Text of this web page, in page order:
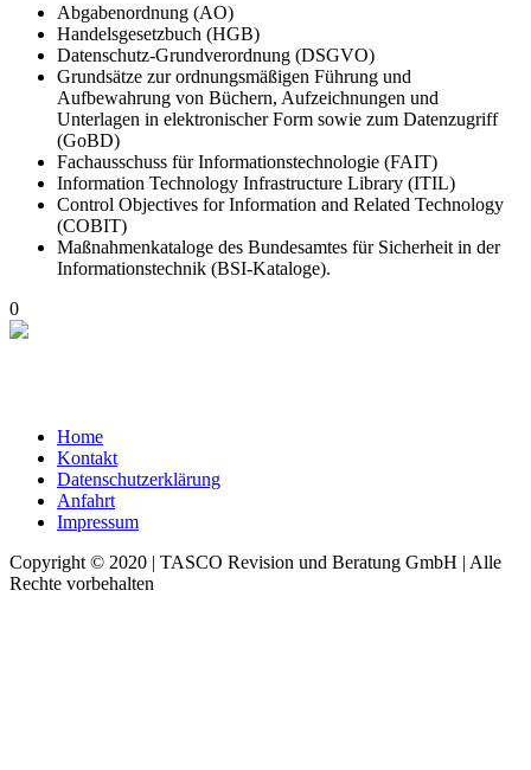
Abgabenordnung (AO)
Handelsgesetzbuch (HGB)
Datenschutz-Grundverordnung (DSGVO)
Grundsätze zur ordnungsmäßigen Führung und
Aufbewahrung von Büchern, Aufzeichnungen und
Unterlagen in elektronischer Form sowie zum Datenzugriff
(GoBD)
Fachausschuss für Informationstechnologie (FAIT)
Information Technology Infrastructure Library (ITIL)
Control Objectives for Information and Related Technology
(COBIT)
Maßnahmenkataloge des Bundesamtes für Sicherheit in der
Informationstechnik (BSI-Kataloge).
0
Home
Kontakt
Datenschutzerklärung
Anfahrt
Impressum
Copyright © 2020 | TASCO Revision und Beratung GmbH | Alle
Rechte vorbehalten